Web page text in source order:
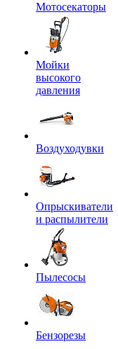
Мотосекаторы
Мойки
высокого
давления
Воздуходувки
Опрыскиватели
и распылители
Пылесосы
Бензорезы